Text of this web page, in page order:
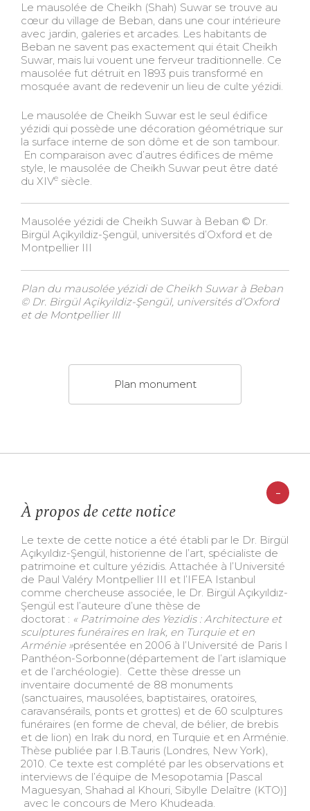
Le mausolée de Cheikh (Shah) Suwar se trouve au
cœur du village de Beban, dans une cour intérieure
avec jardin, galeries et arcades. Les habitants de
Beban ne savent pas exactement qui était Cheikh
Suwar, mais lui vouent une ferveur traditionnelle. Ce
mausolée fut détruit en 1893 puis transformé en
mosquée avant de redevenir un lieu de culte yézidi.
Le mausolée de Cheikh Suwar est le seul édifice
yézidi qui possède une décoration géométrique sur
la surface interne de son dôme et de son tambour.
En comparaison avec d’autres édifices de même
style, le mausolée de Cheikh Suwar peut être daté
du XIVe siècle.
Mausolée yézidi de Cheikh Suwar à Beban © Dr.
Birgül Açikyildiz-Şengül, universités d’Oxford et de
Montpellier III
Plan du mausolée yézidi de Cheikh Suwar à Beban
© Dr. Birgül Açikyildiz-Şengül, universités d’Oxford
et de Montpellier III
Plan monument
-
À propos de cette notice
Le texte de cette notice a été établi par le Dr. Birgül
Açıkyıldız-Şengül, historienne de l’art, spécialiste de
patrimoine et culture yézidis. Attachée à l’Université
de Paul Valéry Montpellier III et l’IFEA Istanbul
comme chercheuse associée, le Dr. Birgül Açıkyıldız-
Şengül est l’auteure d’une thèse de
doctorat : « Patrimoine des Yezidis : Architecture et
sculptures funéraires en Irak, en Turquie et en
Arménie »présentée en 2006 à l’Université de Paris I
Panthéon-Sorbonne(département de l’art islamique
et de l’archéologie). Cette thèse dresse un
inventaire documenté de 88 monuments
(sanctuaires, mausolées, baptistaires, oratoires,
caravansérails, ponts et grottes) et de 60 sculptures
funéraires (en forme de cheval, de bélier, de brebis
et de lion) en Irak du nord, en Turquie et en Arménie.
Thèse publiée par I.B.Tauris (Londres, New York),
2010. Ce texte est complété par les observations et
interviews de l’équipe de Mesopotamia [Pascal
Maguesyan, Shahad al Khouri, Sibylle Delaître (KTO)]
avec le concours de Mero Khudeada.